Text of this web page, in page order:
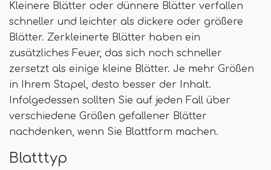
Kleinere Blätter oder dünnere Blätter verfallen
schneller und leichter als dickere oder größere
Blätter. Zerkleinerte Blätter haben ein
zusätzliches Feuer, das sich noch schneller
zersetzt als einige kleine Blätter. Je mehr Größen
in Ihrem Stapel, desto besser der Inhalt.
Infolgedessen sollten Sie auf jeden Fall über
verschiedene Größen gefallener Blätter
nachdenken, wenn Sie Blattform machen.
Blatttyp